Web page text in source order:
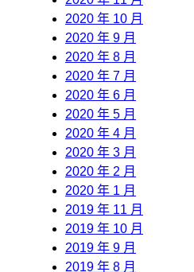
2020 年 10 月
2020 年 9 月
2020 年 8 月
2020 年 7 月
2020 年 6 月
2020 年 5 月
2020 年 4 月
2020 年 3 月
2020 年 2 月
2020 年 1 月
2019 年 11 月
2019 年 10 月
2019 年 9 月
2019 年 8 月